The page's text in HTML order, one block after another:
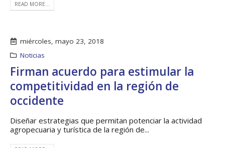
READ MORE...
miércoles, mayo 23, 2018
Noticias
Firman acuerdo para estimular la
competitividad en la región de
occidente
Diseñar estrategias que permitan potenciar la actividad
agropecuaria y turística de la región de...